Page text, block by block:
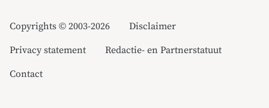
Copyrights © 2003-2026
Disclaimer
Privacy statement
Redactie- en Partnerstatuut
Contact